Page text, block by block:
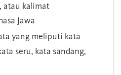
atau kalimat
Jawa
yang meliputi kata
seru, kata sandang,